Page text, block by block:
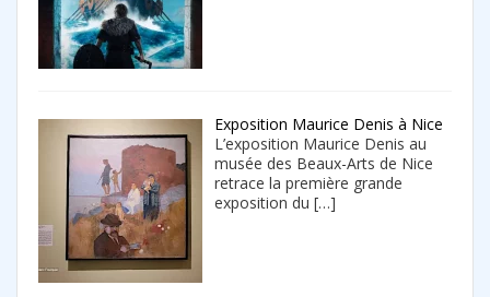
Exposition Maurice Denis à Nice
L’exposition Maurice Denis au
musée des Beaux-Arts de Nice
retrace la première grande
exposition du […]